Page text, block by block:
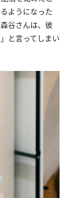
ようになった
谷さんは、彼
と言ってしまい